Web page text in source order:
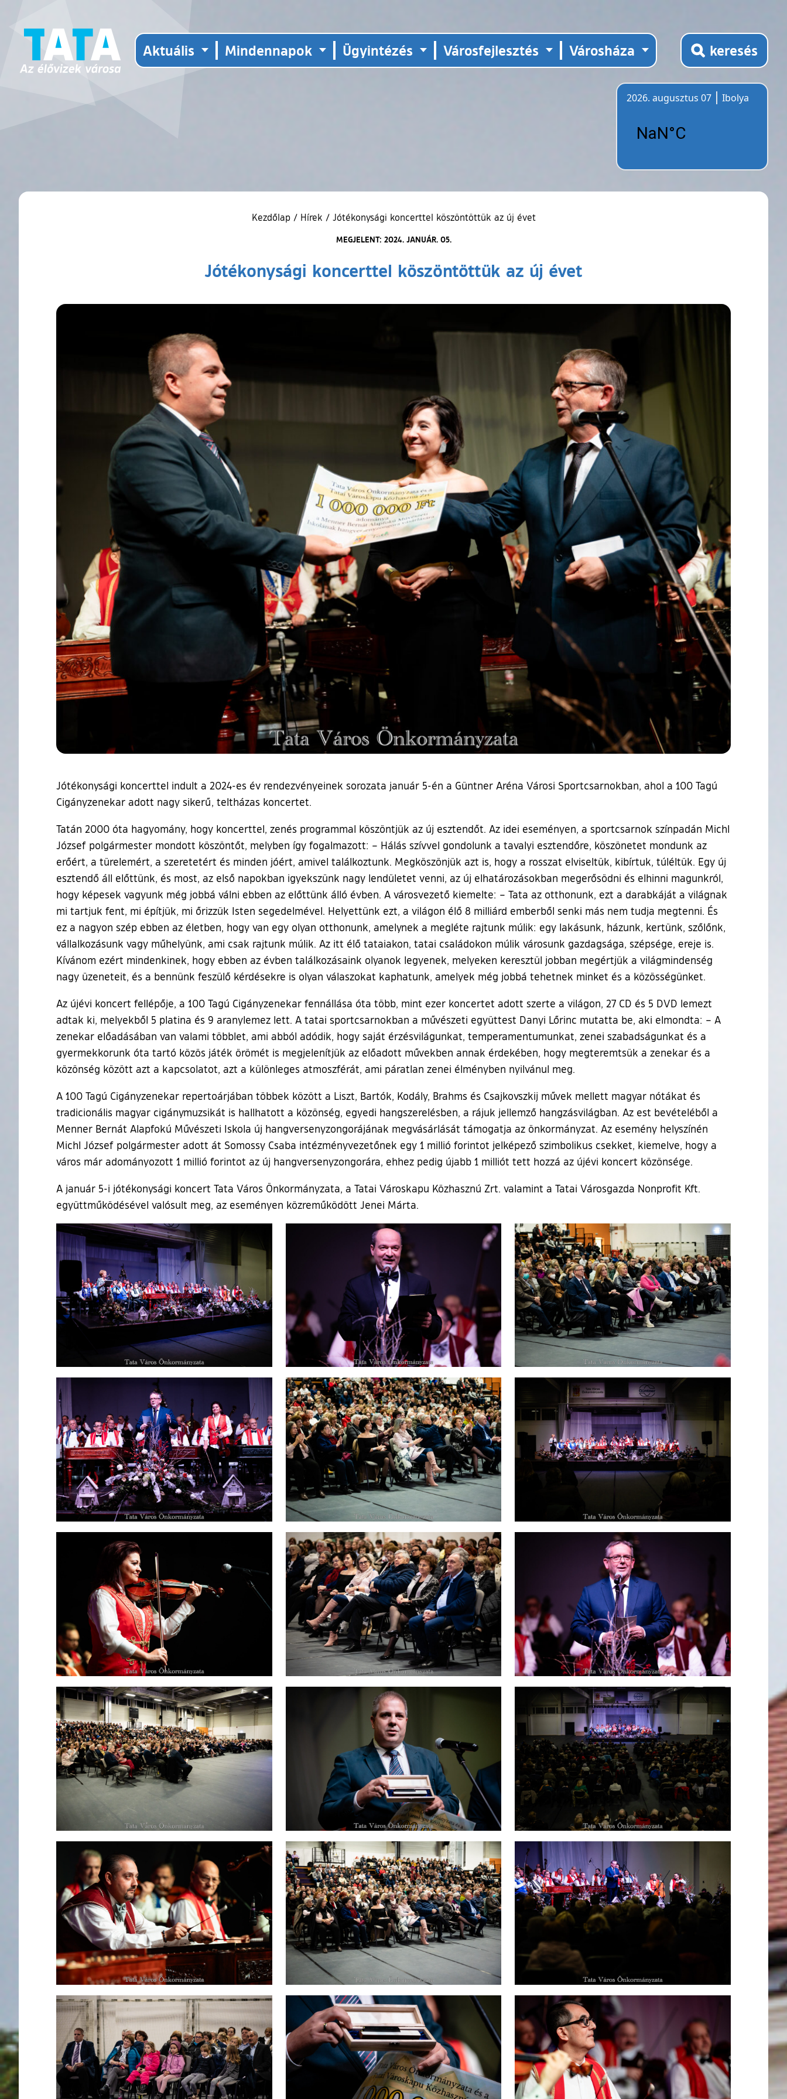
Aktuális Mindennapok Ügyintézés Városfejlesztés Városháza keresés
2026. augusztus 07
Ibolya
Kezdőlap / Hírek / Jótékonysági koncerttel köszöntöttük az új évet
MEGJELENT: 2024. JANUÁR. 05.
Jótékonysági koncerttel köszöntöttük az új évet
Jótékonysági koncerttel indult a 2024-es év rendezvényeinek sorozata január 5-én a Güntner Aréna Városi Sportcsarnokban, ahol a 100 Tagú
Cigányzenekar adott nagy sikerű, teltházas koncertet.
Tatán 2000 óta hagyomány, hogy koncerttel, zenés programmal köszöntjük az új esztendőt. Az idei eseményen, a sportcsarnok színpadán Michl
József polgármester mondott köszöntőt, melyben így fogalmazott: – Hálás szívvel gondolunk a tavalyi esztendőre, köszönetet mondunk az
erőért, a türelemért, a szeretetért és minden jóért, amivel találkoztunk. Megköszönjük azt is, hogy a rosszat elviseltük, kibírtuk, túléltük. Egy új
esztendő áll előttünk, és most, az első napokban igyekszünk nagy lendületet venni, az új elhatározásokban megerősödni és elhinni magunkról,
hogy képesek vagyunk még jobbá válni ebben az előttünk álló évben. A városvezető kiemelte: – Tata az otthonunk, ezt a darabkáját a világnak
mi tartjuk fent, mi építjük, mi őrizzük Isten segedelmével. Helyettünk ezt, a világon élő 8 milliárd emberből senki más nem tudja megtenni. És
ez a nagyon szép ebben az életben, hogy van egy olyan otthonunk, amelynek a megléte rajtunk múlik: egy lakásunk, házunk, kertünk, szőlőnk,
vállalkozásunk vagy műhelyünk, ami csak rajtunk múlik. Az itt élő tataiakon, tatai családokon múlik városunk gazdagsága, szépsége, ereje is.
Kívánom ezért mindenkinek, hogy ebben az évben találkozásaink olyanok legyenek, melyeken keresztül jobban megértjük a világmindenség
nagy üzeneteit, és a bennünk feszülő kérdésekre is olyan válaszokat kaphatunk, amelyek még jobbá tehetnek minket és a közösségünket.
Az újévi koncert fellépője, a 100 Tagú Cigányzenekar fennállása óta több, mint ezer koncertet adott szerte a világon, 27 CD és 5 DVD lemezt
adtak ki, melyekből 5 platina és 9 aranylemez lett. A tatai sportcsarnokban a művészeti együttest Danyi Lőrinc mutatta be, aki elmondta: – A
zenekar előadásában van valami többlet, ami abból adódik, hogy saját érzésvilágunkat, temperamentumunkat, zenei szabadságunkat és a
gyermekkorunk óta tartó közös játék örömét is megjelenítjük az előadott művekben annak érdekében, hogy megteremtsük a zenekar és a
közönség között azt a kapcsolatot, azt a különleges atmoszférát, ami páratlan zenei élményben nyilvánul meg.
A 100 Tagú Cigányzenekar repertoárjában többek között a Liszt, Bartók, Kodály, Brahms és Csajkovszkij művek mellett magyar nótákat és
tradicionális magyar cigánymuzsikát is hallhatott a közönség, egyedi hangszerelésben, a rájuk jellemző hangzásvilágban. Az est bevételéből a
Menner Bernát Alapfokú Művészeti Iskola új hangversenyzongorájának megvásárlását támogatja az önkormányzat. Az esemény helyszínén
Michl József polgármester adott át Somossy Csaba intézményvezetőnek egy 1 millió forintot jelképező szimbolikus csekket, kiemelve, hogy a
város már adományozott 1 millió forintot az új hangversenyzongorára, ehhez pedig újabb 1 milliót tett hozzá az újévi koncert közönsége.
A január 5-i jótékonysági koncert Tata Város Önkormányzata, a Tatai Városkapu Közhasznú Zrt. valamint a Tatai Városgazda Nonprofit Kft.
együttműködésével valósult meg, az eseményen közreműködött Jenei Márta.
Ugrás a galéria utánra